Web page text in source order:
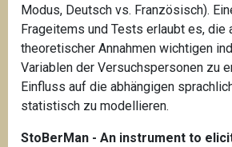
Modus, Deutsch vs. Französisch).
Frageitems und Tests erlaubt es, die
theoretischer Annahmen wichtigen
Variablen der Versuchspersonen zu
Einfluss auf die abhängigen
statistisch zu modellieren.
StoBerMan - An instrument to